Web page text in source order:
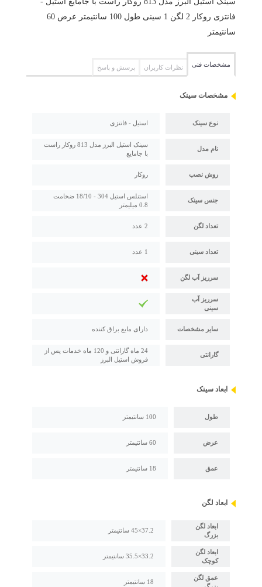
فانتزی روکار 2 لگن 1 سینی طول 100 سانتیمتر عرض 60
سانتیمتر
مشخصات فنی نظرات کاربران پرسش و پاسخ
مشخصات سینک
نوع سینک استیل - فانتزی
نام مدل
سینک استیل البرز مدل 813 روکار راست
با جامایع
روش نصب روکار
جنس سینک
استنلس استیل 304 - 18/10 ضخامت
0.8 میلیمتر
تعداد لگن 2 عدد
تعداد سینی 1 عدد
سرریز آب لگن
سرریز آب
سینی
سایر مشخصات دارای مایع براق کننده
گارانتی
24 ماه گارانتی و 120 ماه خدمات پس از
فروش استیل البرز
ابعاد سینک
طول 100 سانتیمتر
عرض 60 سانتیمتر
عمق 18 سانتیمتر
ابعاد لگن
ابعاد لگن
بزرگ
37.2×45 سانتیمتر
ابعاد لگن
کوچک
33.2×35.5 سانتیمتر
عمق لگن
18 سانتیمتر